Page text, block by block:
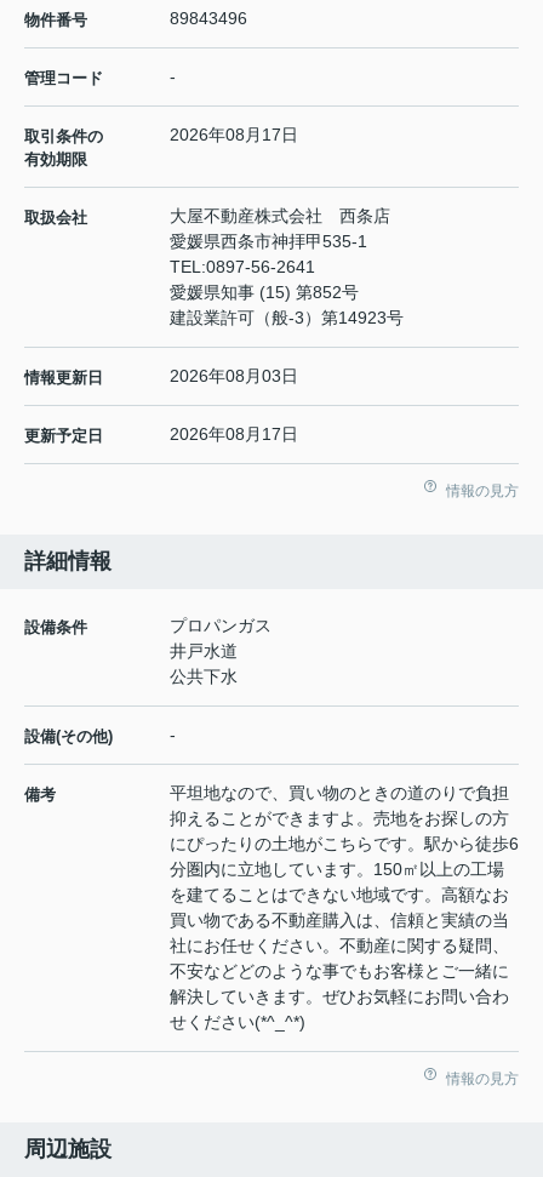
物件番号 89843496
管理コード -
取引条件の
有効期限
2026年08月17日
取扱会社
大屋不動産株式会社 西条店
愛媛県西条市神拝甲535-1
TEL:0897-56-2641
愛媛県知事 (15) 第852号
建設業許可（般-3）第14923号
情報更新日 2026年08月03日
更新予定日 2026年08月17日
情報の見方
詳細情報
設備条件
プロパンガス
井戸水道
公共下水
設備(その他) -
備考
平坦地なので、買い物のときの道のりで負担
抑えることができますよ。売地をお探しの方
にぴったりの土地がこちらです。駅から徒歩6
分圏内に立地しています。150㎡以上の工場
を建てることはできない地域です。高額なお
買い物である不動産購入は、信頼と実績の当
社にお任せください。不動産に関する疑問、
不安などどのような事でもお客様とご一緒に
解決していきます。ぜひお気軽にお問い合わ
せください(*^_^*)
情報の見方
周辺施設